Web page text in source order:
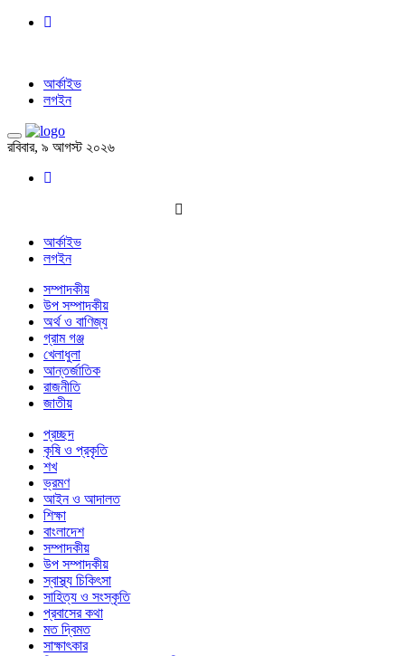
আর্কাইভ
লগইন
রবিবার, ৯ আগস্ট ২০২৬
আর্কাইভ
লগইন
সম্পাদকীয়
উপ সম্পাদকীয়
অর্থ ও বাণিজ্য
গ্রাম গঞ্জ
খেলাধুলা
আন্তর্জাতিক
রাজনীতি
জাতীয়
প্রচ্ছদ
কৃষি ও প্রকৃতি
শখ
ভ্রমণ
আইন ও আদালত
শিক্ষা
বাংলাদেশ
সম্পাদকীয়
উপ সম্পাদকীয়
স্বাস্থ্য চিকিৎসা
সাহিত্য ও সংস্কৃতি
প্রবাসের কথা
মত দ্বিমত
সাক্ষাৎকার